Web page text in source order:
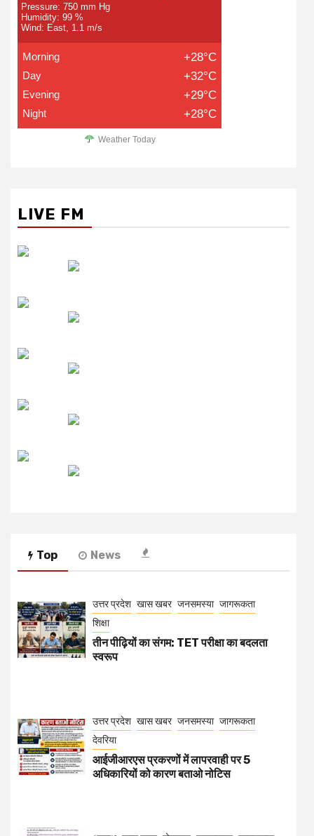
Pressure: 750 mm Hg
Humidity: 99 %
Wind: East, 1.1 m/s
Morning +28°C
Day +32°C
Evening +29°C
Night +28°C
Weather Today
LIVE FM
Top News
उत्तर प्रदेश खास खबर जनसमस्या जागरूकता
शिक्षा
तीन पीढ़ियों का संगम: TET परीक्षा का बदलता
स्वरूप
उत्तर प्रदेश खास खबर जनसमस्या जागरूकता
देवरिया
आईजीआरएस प्रकरणों में लापरवाही पर 5
अधिकारियों को कारण बताओ नोटिस